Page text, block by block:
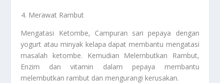
Merawat Rambut
Mengatasi Ketombe, Campuran sari pepaya dengan
yogurt atau minyak kelapa dapat membantu mengatasi
masalah ketombe. Kemudian Melembutkan Rambut,
Enzim dan vitamin dalam pepaya membantu
melembutkan rambut dan mengurangi kerusakan.